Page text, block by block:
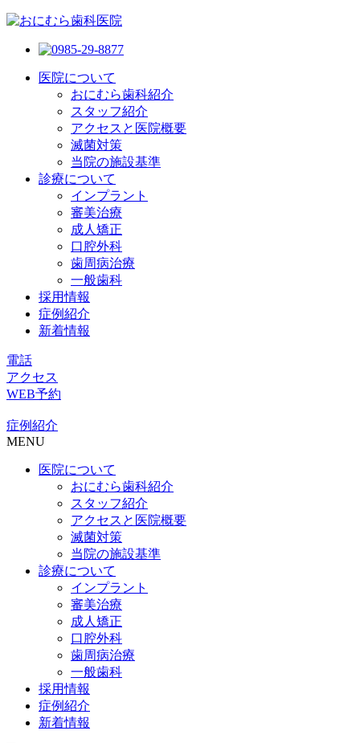
医院について
おにむら歯科紹介
スタッフ紹介
アクセスと医院概要
滅菌対策
当院の施設基準
診療について
インプラント
審美治療
成人矯正
口腔外科
歯周病治療
一般歯科
採用情報
症例紹介
新着情報
電話
アクセス
WEB予約
症例紹介
MENU
医院について
おにむら歯科紹介
スタッフ紹介
アクセスと医院概要
滅菌対策
当院の施設基準
診療について
インプラント
審美治療
成人矯正
口腔外科
歯周病治療
一般歯科
採用情報
症例紹介
新着情報